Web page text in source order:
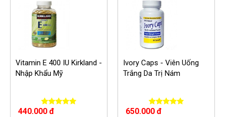
Vitamin E 400 IU Kirkland -
Nhập Khẩu Mỹ
440.000 đ
Ivory Caps - Viên Uống
Trắng Da Trị Nám
650.000 đ